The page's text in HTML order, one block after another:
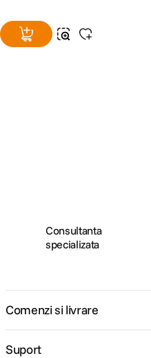
Consultanta
specializata
Comenzi si livrare
Suport